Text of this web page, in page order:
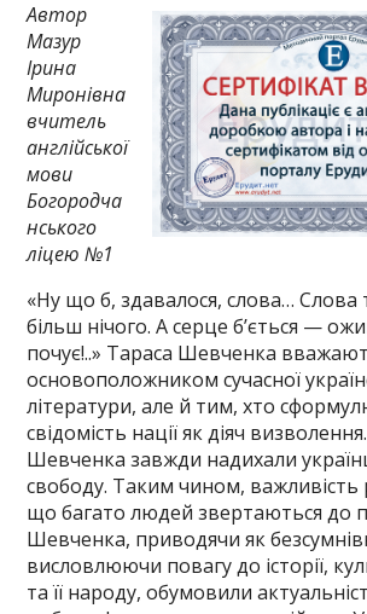
Автор
Мазур
Ірина
Миронівна
вчитель
англійської
мови
Богородча
нського
ліцею №1
«Ну що б, здавалося, слова… Слова
більш нічого. А серце б’ється —
почує!..» Тараса Шевченка
основоположником сучасної
літератури, але й тим, хто
свідомість нації як діяч
Шевченка завжди надихали
свободу. Таким чином, важливість
що багато людей звертаються до
Шевченка, приводячи як
висловлюючи повагу до історії,
та її народу, обумовили